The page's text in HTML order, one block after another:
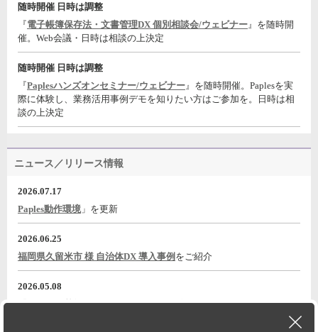
随時開催 日時は調整
『電子帳簿保存法・文書管理DX 個別相談会/ウェビナー 』を随時開
催。Web会議・日時は相談の上決定
随時開催 日時は調整
『Paplesハンズオンセミナー/ウェビナー 』を随時開催。Paplesを実
際に体験し、業務活用事例デモを知りたい方はご参加を。日時は相
談の上決定
ニュース／リリース情報
2026.07.17
Paples動作環境 」を更新
2026.06.25
福岡県久留米市 様 自治体DX 導入事例 をご紹介
2026.05.08
『電子帳票基盤 Paples パピレスのご紹介』動画をYouTubeに公開